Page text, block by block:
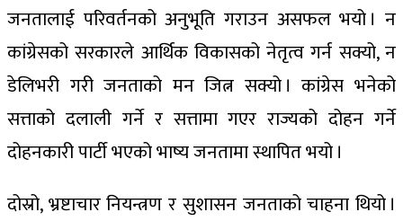
जनतालाई परिवर्तनको अनुभूति गराउन असफल भयो । न
कांग्रेसको सरकारले आर्थिक विकासको नेतृत्व गर्न सक्यो, न
डेलिभरी गरी जनताको मन जित्न सक्यो । कांग्रेस भनेको
सत्ताको दलाली गर्ने र सत्तामा गएर राज्यको दोहन गर्ने
दोहनकारी पार्टी भएको भाष्य जनतामा स्थापित भयो ।
दोस्रो, भ्रष्टाचार नियन्त्रण र सुशासन जनताको चाहना थियो ।